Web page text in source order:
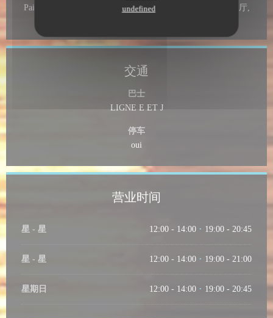
undefined
Paiement Sans联系人, 餐厅门票, 欧洲卡/万事达卡, Titres餐厅,
交通
巴士
LIGNE E ET J
停车
oui
营业时间
星 - 星 12:00 - 14:00 • 19:00 - 20:45
星 - 星 12:00 - 14:00 • 19:00 - 21:00
星期日 12:00 - 14:00 • 19:00 - 20:45